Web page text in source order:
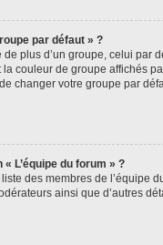
par défaut » ?
de plus d’un groupe, celui par
couleur de groupe affichés
changer votre groupe par
« L’équipe du forum » ?
des membres de l’équipe
ainsi que d’autres